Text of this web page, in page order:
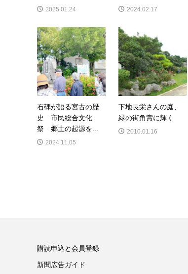
2025.01.24 2024.02.17
石碑が語る宮古の歴
史 市民総合文化
祭 郷土の起源を...
2024.11.05
下地長栄さんの庭、
緑の街角賞に輝く
2010.01.16
購読申込と会員登録
新聞広告ガイド